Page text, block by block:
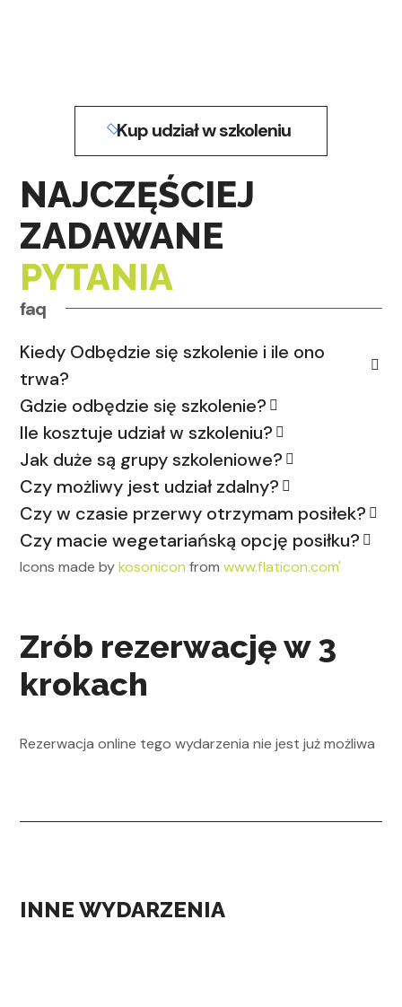
Kup udział w szkoleniu
faq
NAJCZĘŚCIEJ
ZADAWANE
PYTANIA
Kiedy Odbędzie się szkolenie i ile ono
trwa?
Gdzie odbędzie się szkolenie?
Ile kosztuje udział w szkoleniu?
Jak duże są grupy szkoleniowe?
Czy możliwy jest udział zdalny?
Czy w czasie przerwy otrzymam posiłek?
Czy macie wegetariańską opcję posiłku?
Icons made bykosoniconfromwww.flaticon.com'
Zrób rezerwację w 3
krokach
Rezerwacja online tego wydarzenia nie jest już możliwa
INNE WYDARZENIA